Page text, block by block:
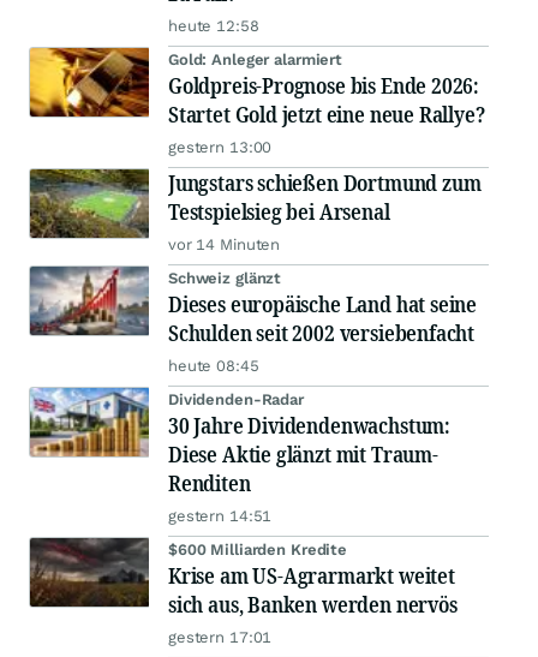
heute 12:58
Gold: Anleger alarmiert
Goldpreis-Prognose bis Ende 2026:
Startet Gold jetzt eine neue Rallye?
gestern 13:00
Jungstars schießen Dortmund zum
Testspielsieg bei Arsenal
vor 14 Minuten
Schweiz glänzt
Dieses europäische Land hat seine
Schulden seit 2002 versiebenfacht
heute 08:45
Dividenden-Radar
30 Jahre Dividendenwachstum:
Diese Aktie glänzt mit Traum-
Renditen
gestern 14:51
$600 Milliarden Kredite
Krise am US-Agrarmarkt weitet
sich aus, Banken werden nervös
gestern 17:01